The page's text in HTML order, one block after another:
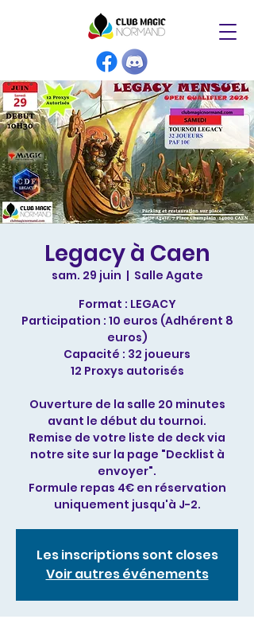
Legacy à Caen
sam. 29 juin
  |
Salle Agate
Format : LEGACY
Participation : 10 euros (Adhérent 8
euros)
Capacité : 32 joueurs
12 Proxys autorisés
Ouverture de la salle 20 minutes
avant le début du tournoi.
Remise de votre liste de deck via
notre site sur la page "Decklist à
envoyer".
Formule repas 4€ en réservation
uniquement jusqu'à J-2.
Les inscriptions sont closes
Voir autres événements